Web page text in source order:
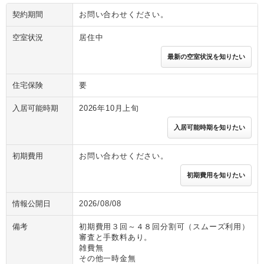
契約期間 お問い合わせください。
空室状況 居住中
最新の空室状況を知りたい
住宅保険 要
入居可能時期 2026年10月上旬
入居可能時期を知りたい
初期費用 お問い合わせください。
初期費用を知りたい
情報公開日 2026/08/08
備考
初期費用３回～４８回分割可（スムーズ利用）
審査と手数料あり。
雑費無
その他一時金無